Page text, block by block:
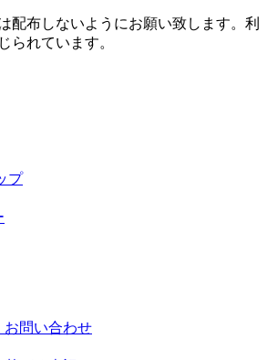
配布しないようにお願い致します。利
られています。
プ
お問い合わせ